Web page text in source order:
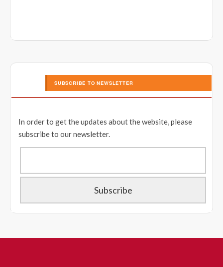
SUBSCRIBE TO NEWSLETTER
In order to get the updates about the website, please
subscribe to our newsletter.